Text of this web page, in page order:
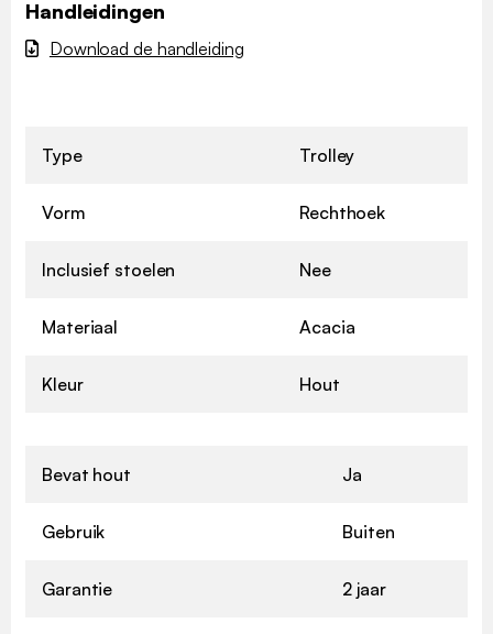
Handleidingen
Download de handleiding
Type Trolley
Vorm Rechthoek
Inclusief stoelen Nee
Materiaal Acacia
Kleur Hout
Bevat hout Ja
Gebruik Buiten
Garantie 2 jaar